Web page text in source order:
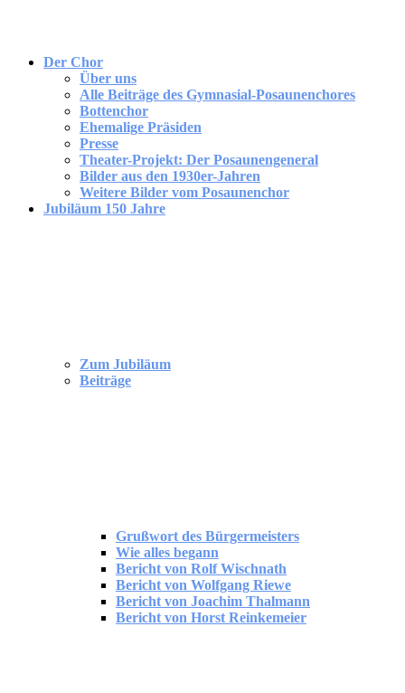
Der Chor
Über uns
Alle Beiträge des Gymnasial-Posaunenchores
Bottenchor
Ehemalige Präsiden
Presse
Theater-Projekt: Der Posaunengeneral
Bilder aus den 1930er-Jahren
Weitere Bilder vom Posaunenchor
Jubiläum 150 Jahre
Zum Jubiläum
Beiträge
Grußwort des Bürgermeisters
Wie alles begann
Bericht von Rolf Wischnath
Bericht von Wolfgang Riewe
Bericht von Joachim Thalmann
Bericht von Horst Reinkemeier